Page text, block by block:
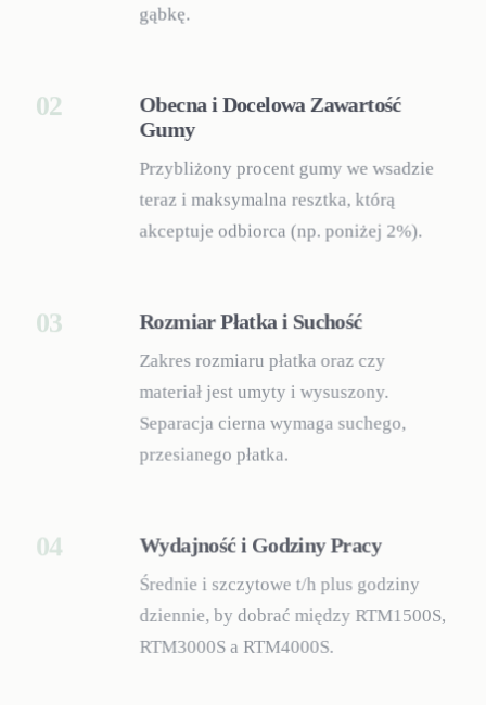
gąbkę.
02
Obecna i Docelowa Zawartość
Gumy
Przybliżony procent gumy we wsadzie
teraz i maksymalna resztka, którą
akceptuje odbiorca (np. poniżej 2%).
03 Rozmiar Płatka i Suchość
Zakres rozmiaru płatka oraz czy
materiał jest umyty i wysuszony.
Separacja cierna wymaga suchego,
przesianego płatka.
04 Wydajność i Godziny Pracy
Średnie i szczytowe t/h plus godziny
dziennie, by dobrać między RTM1500S,
RTM3000S a RTM4000S.